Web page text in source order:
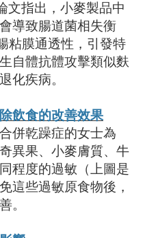
文指出，小麥製品中
導致腸道菌相失衡
粘膜通透性，引發特
自體抗體攻擊類似麩
化疾病。
飲食的改善效果
併乾躁症的女士為
異果、小麥膚質、牛
程度的過敏（上圖是
這些過敏原食物後，
。